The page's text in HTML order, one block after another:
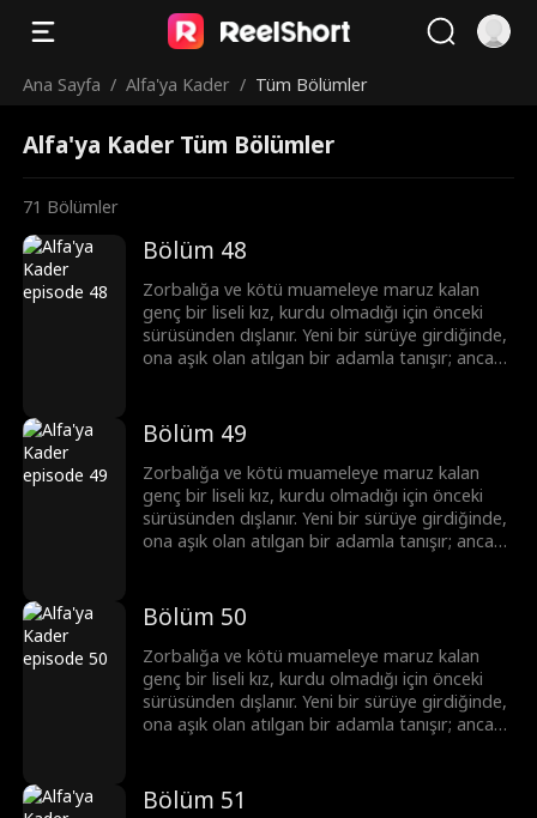
Ana Sayfa / Alfa'ya Kader / Tüm Bölümler
Alfa'ya Kader Tüm Bölümler
71 Bölümler
Bölüm 48
Zorbalığa ve kötü muameleye maruz kalan
genç bir liseli kız, kurdu olmadığı için önceki
sürüsünden dışlanır. Yeni bir sürüye girdiğinde,
ona aşık olan atılgan bir adamla tanışır; ancak
Bölüm 49
Zorbalığa ve kötü muameleye maruz kalan
genç bir liseli kız, kurdu olmadığı için önceki
sürüsünden dışlanır. Yeni bir sürüye girdiğinde,
ona aşık olan atılgan bir adamla tanışır; ancak
Bölüm 50
Zorbalığa ve kötü muameleye maruz kalan
genç bir liseli kız, kurdu olmadığı için önceki
sürüsünden dışlanır. Yeni bir sürüye girdiğinde,
ona aşık olan atılgan bir adamla tanışır; ancak
Bölüm 51